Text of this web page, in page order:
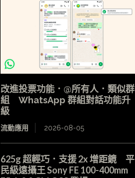
改進投票功能．@所有人．類似群
組 WhatsApp 群組對話功能升
級
流動應用 2026-08-05
625g 超輕巧．支援 2x 增距鏡 平
民級遠攝王 Sony FE 100-400mm